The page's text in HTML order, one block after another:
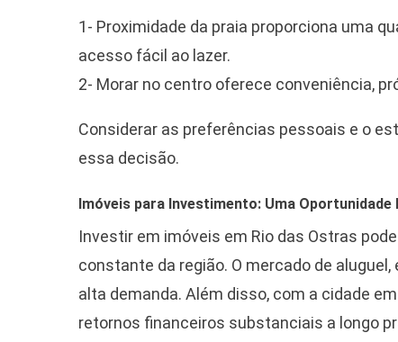
1- Proximidade da praia proporciona uma
acesso fácil ao lazer.
2- Morar no centro oferece conveniência,
Considerar as preferências pessoais e o
essa decisão.
Imóveis para Investimento: Uma
Investir em imóveis em Rio das Ostras
constante da região. O mercado de
alta demanda. Além disso, com a cidade
retornos financeiros substanciais a longo